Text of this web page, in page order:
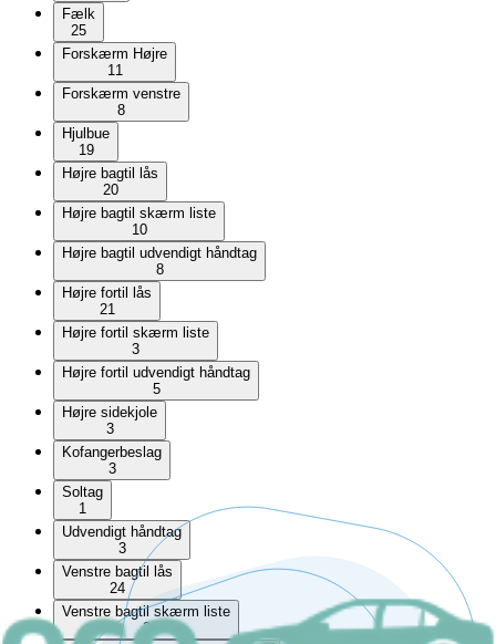
Fælk
25
Forskærm Højre
11
Forskærm venstre
8
Hjulbue
19
Højre bagtil lås
20
Højre bagtil skærm liste
10
Højre bagtil udvendigt håndtag
8
Højre fortil lås
21
Højre fortil skærm liste
3
Højre fortil udvendigt håndtag
5
Højre sidekjole
3
Kofangerbeslag
3
Soltag
1
Udvendigt håndtag
3
Venstre bagtil lås
24
Venstre bagtil skærm liste
2